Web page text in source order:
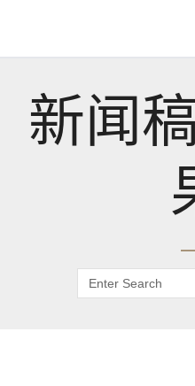
新闻